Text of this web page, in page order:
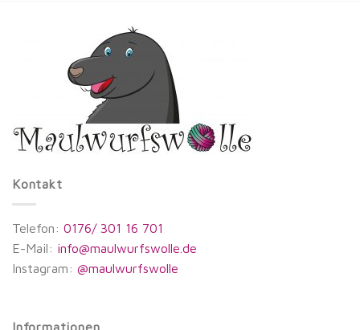
Kontakt
Telefon: 0176/ 301 16 701
E-Mail: info@maulwurfswolle.de
Instagram: @maulwurfswolle
Informationen